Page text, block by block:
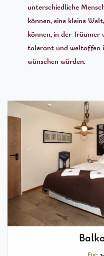
unterschiedliche
können, eine kleine
können, in der
tolerant und weltoffen
wünschen würden.